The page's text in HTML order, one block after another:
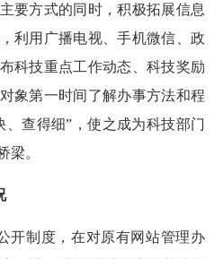
要方式的同时，积极拓展信息
利用广播电视、手机微信、政
科技重点工作动态、科技奖励
象第一时间了解办事方法和程
、查得细”，使之成为科技部门
梁。
开制度，在对原有网站管理办